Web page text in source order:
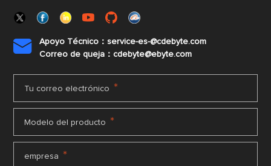

Apoyo Técnico：service-es-@cdebyte.com
Correo de queja：cdebyte@ebyte.com
Tu correo electrónico *
Modelo del producto *
empresa *